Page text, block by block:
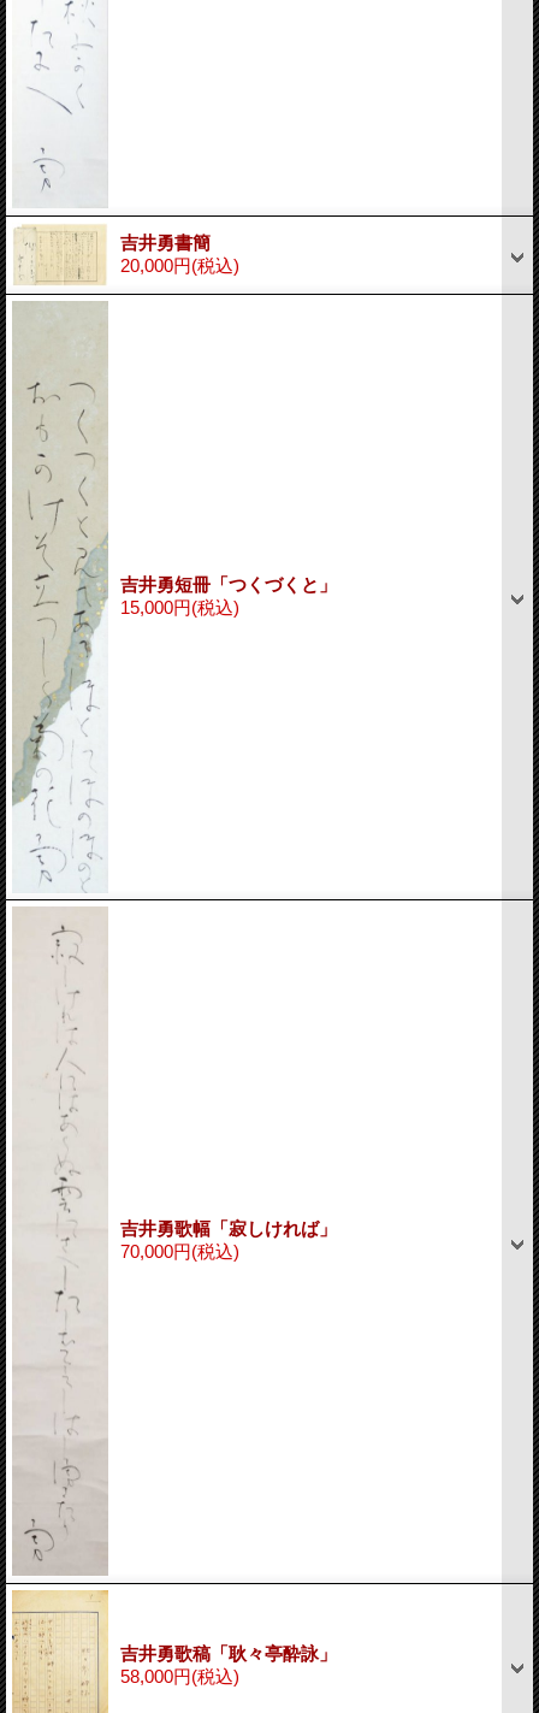
吉井勇書簡
20,000円(税込)
吉井勇短冊「つくづくと」
15,000円(税込)
吉井勇歌幅「寂しければ」
70,000円(税込)
吉井勇歌稿「耿々亭酔詠」
58,000円(税込)